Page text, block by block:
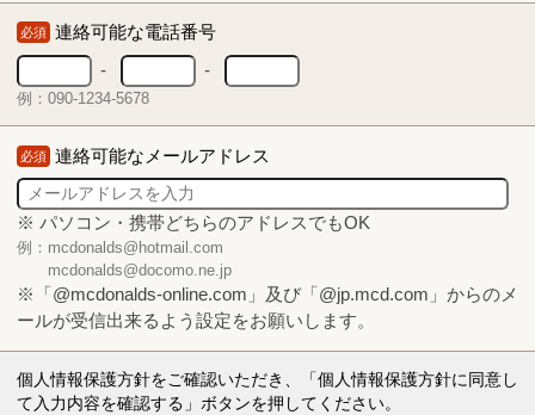
必須 連絡可能な電話番号
-
-
例：090-1234-5678
必須 連絡可能なメールアドレス
※ パソコン・携帯どちらのアドレスでもOK
例：mcdonalds@hotmail.com
mcdonalds@docomo.ne.jp
※「@mcdonalds-online.com」及び「@jp.mcd.com」からのメ
ールが受信出来るよう設定をお願いします。
個人情報保護方針をご確認いただき、「個人情報保護方針に同意し
て入力内容を確認する」ボタンを押してください。